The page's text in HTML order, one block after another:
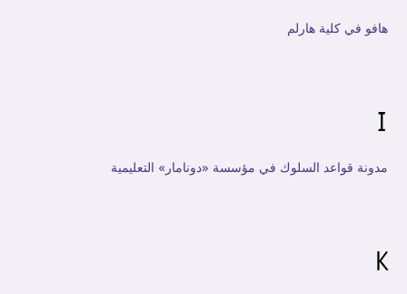
هافو في كلية هارلم
I
مدونة قواعد السلوك في مؤسسة «دونامار» التعليمية
K